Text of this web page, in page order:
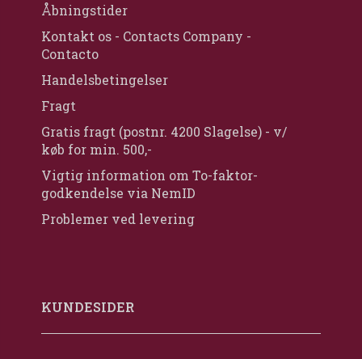
Åbningstider
Kontakt os - Contacts Company -
Contacto
Handelsbetingelser
Fragt
Gratis fragt (postnr. 4200 Slagelse) - v/
køb for min. 500,-
Vigtig information om To-faktor-
godkendelse via NemID
Problemer ved levering
KUNDESIDER